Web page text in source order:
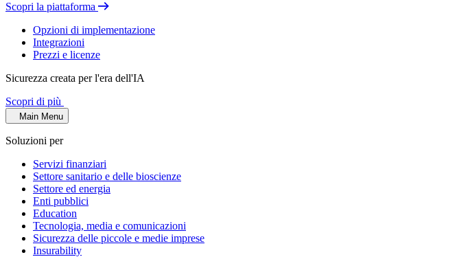
Scopri la piattaforma
Opzioni di implementazione
Integrazioni
Prezzi e licenze
Sicurezza creata per l'era dell'IA
Scopri di più
Main Menu
Soluzioni per
Servizi finanziari
Settore sanitario e delle bioscienze
Settore ed energia
Enti pubblici
Education
Tecnologia, media e comunicazioni
Sicurezza delle piccole e medie imprese
Insurability